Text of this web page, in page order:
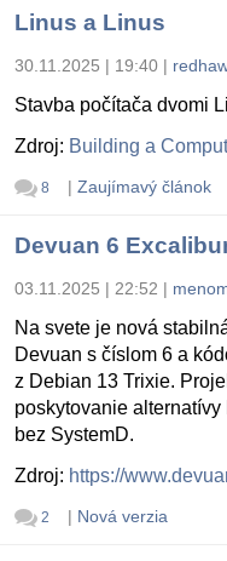
Linus a Linus
30.11.2025 | 19:40 |
Stavba počítača dvomi
Zdroj: Building a
8 | Zaujímavý článok
Devuan 6
03.11.2025 | 22:52 |
Na svete je nová
Devuan s číslom 6 a
z Debian 13 Trixie.
poskytovanie
bez SystemD.
Zdroj: https://
2 | Nová verzia